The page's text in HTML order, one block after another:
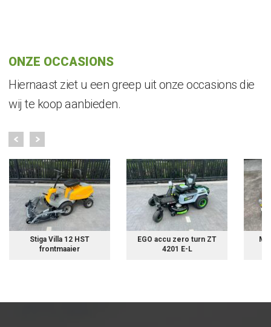
ONZE OCCASIONS
Hiernaast ziet u een greep uit onze occasions die
wij te koop aanbieden.
Stiga Villa 12 HST
frontmaaier
EGO accu zero turn ZT
4201 E-L